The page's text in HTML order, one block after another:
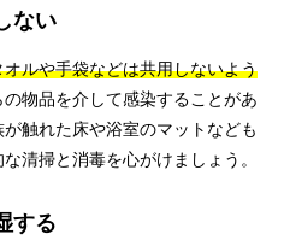
ない
オルや手袋などは共用しないよう
物品を介して感染することがあ
触れた床や浴室のマットなども
清掃と消毒を心がけましょう。
する